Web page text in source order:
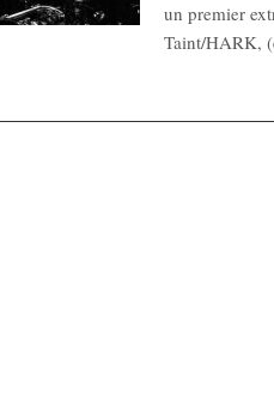
un premier
Taint/HARK,